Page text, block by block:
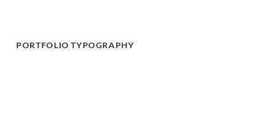
PORTFOLIO TYPOGRAPHY